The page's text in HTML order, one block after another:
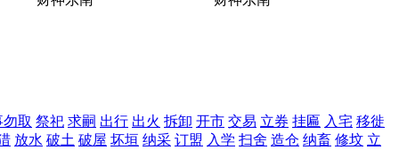
取 祭祀 求嗣 出行 出火 拆卸 开市 交易 立券 挂匾 入宅 移徙
放水 破土 破屋 坏垣 纳采 订盟 入学 扫舍 造仓 纳畜 修坟 立